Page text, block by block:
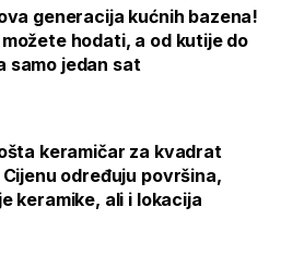
generacija kućnih bazena!
možete hodati, a od kutije do
samo jedan sat
keramičar za kvadrat
određuju površina,
keramike, ali i lokacija